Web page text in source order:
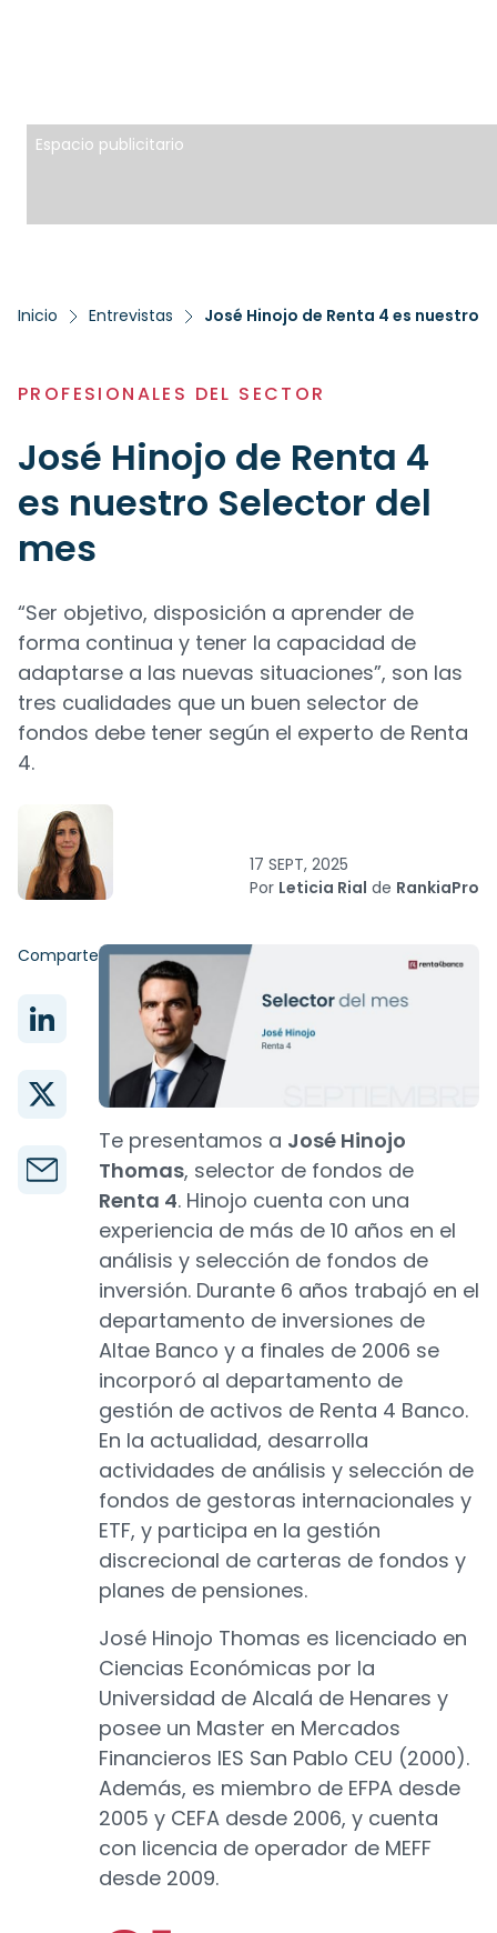
Espacio publicitario
Inicio Entrevistas José Hinojo de Renta 4 es nuestro
PROFESIONALES DEL SECTOR
José Hinojo de Renta 4
es nuestro Selector del
mes
“Ser objetivo, disposición a aprender de
forma continua y tener la capacidad de
adaptarse a las nuevas situaciones”, son las
tres cualidades que un buen selector de
fondos debe tener según el experto de Renta
4.
17 SEPT, 2025
Por Leticia Rial de RankiaPro
Comparte
Te presentamos a José Hinojo
Thomas, selector de fondos de
Renta 4. Hinojo cuenta con una
experiencia de más de 10 años en el
análisis y selección de fondos de
inversión. Durante 6 años trabajó en el
departamento de inversiones de
Altae Banco y a finales de 2006 se
incorporó al departamento de
gestión de activos de Renta 4 Banco.
En la actualidad, desarrolla
actividades de análisis y selección de
fondos de gestoras internacionales y
ETF, y participa en la gestión
discrecional de carteras de fondos y
planes de pensiones.
José Hinojo Thomas es licenciado en
Ciencias Económicas por la
Universidad de Alcalá de Henares y
posee un Master en Mercados
Financieros IES San Pablo CEU (2000).
Además, es miembro de EFPA desde
2005 y CEFA desde 2006, y cuenta
con licencia de operador de MEFF
desde 2009.